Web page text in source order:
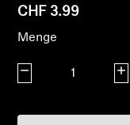
Original-Hörteile
CHF 3.99
Menge
Menge verringern